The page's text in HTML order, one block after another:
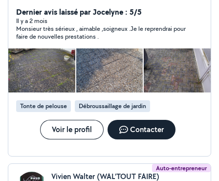
transport de bois Petits travaux dans maison et jardin
Dernier avis laissé par Jocelyne : 5/5
Il y a 2 mois
Monsieur très sérieux , aimable ,soigneux .Je le reprendrai pour
faire de nouvelles prestations .
Tonte de pelouse Débroussaillage de jardin
Voir le profil Contacter
Auto-entrepreneur
Vivien Walter (WAL'TOUT FAIRE)